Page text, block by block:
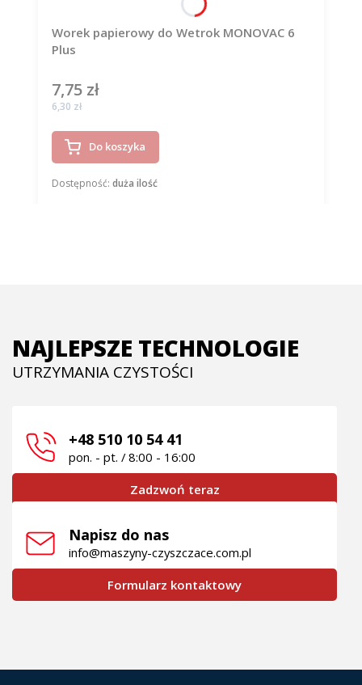
Worek papierowy do Wetrok MONOVAC 6
Plus
Cena
7,75 zł
Cena
6,30 zł
Do koszyka
Dostępność: duża ilość
NAJLEPSZE TECHNOLOGIE
UTRZYMANIA CZYSTOŚCI
+48 510 10 54 41
pon. - pt. / 8:00 - 16:00
Zadzwoń teraz
Napisz do nas
info@maszyny-czyszczace.com.pl
Formularz kontaktowy